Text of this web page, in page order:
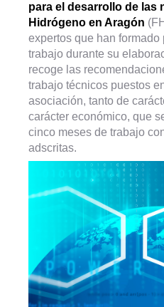
para el desarrollo de las
Hidrógeno en Aragón
expertos que han formado
trabajo durante su
recoge las
trabajo técnicos puestos
asociación, tanto de
carácter económico, que
cinco meses de trabajo
adscritas.